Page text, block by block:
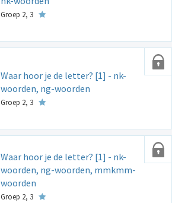
Groep 2, 3
Waar hoor je de letter? [1] - nk-
woorden, ng-woorden
Groep 2, 3
Waar hoor je de letter? [1] - nk-
woorden, ng-woorden, mmkmm-
woorden
Groep 2, 3